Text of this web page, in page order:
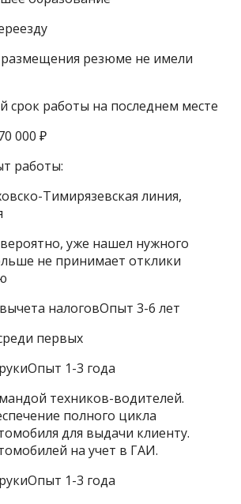
резюме не имели
срок работы на последнем месте
000 ₽
работы:
Тимирязевская линия,
уже нашел нужного
не принимает отклики
налоговОпыт 3-6 лет
первых
1-3 года
техников-водителей.
полного цикла
для выдачи клиенту.
на учет в ГАИ.
1-3 года